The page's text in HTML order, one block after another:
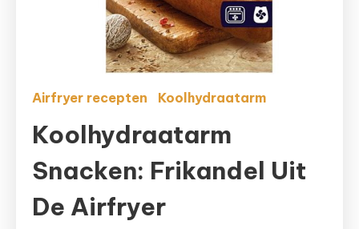
Airfryer recepten Koolhydraatarm
Koolhydraatarm
Snacken: Frikandel Uit
De Airfryer